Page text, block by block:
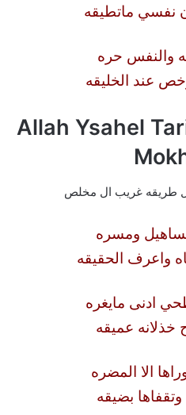
نفسي ماتطيقه
والنفس حره
عند الخليقه
Allah Ysahel
طريقه غريب ال مخلص
تساهيل ومسره
واعرف الحقيقه
ادنى مايغره
خذلانه عميقه
الا المضره
بضيقه